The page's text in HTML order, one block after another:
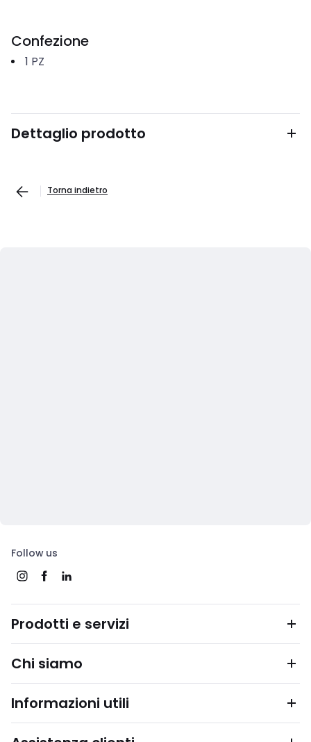
Confezione
1 PZ
Dettaglio prodotto
Torna indietro
Follow us
Prodotti e servizi
Chi siamo
Informazioni utili